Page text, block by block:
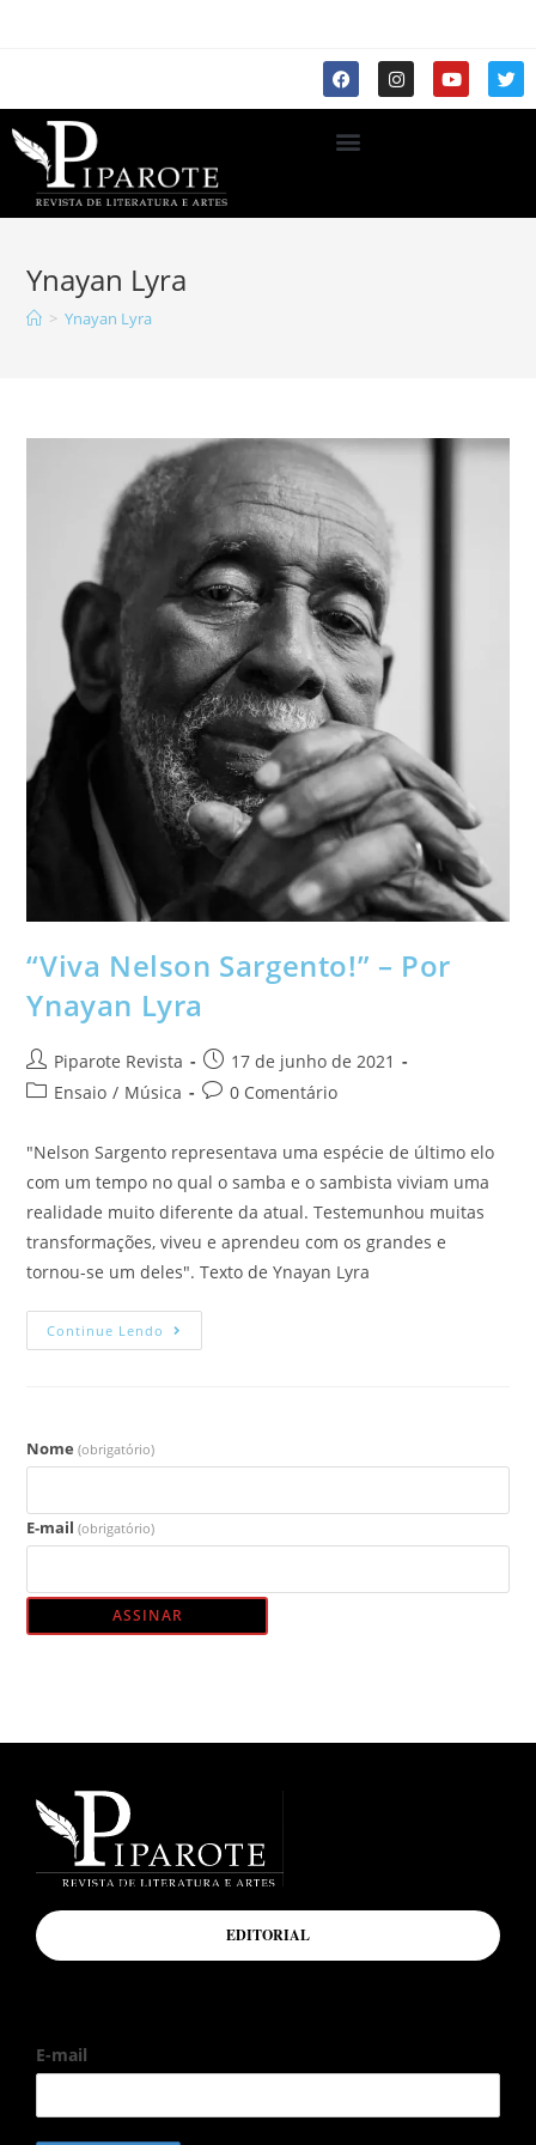
Ynayan Lyra
> Ynayan Lyra
“Viva Nelson Sargento!” – Por
Ynayan Lyra
Piparote Revista
17 de junho de 2021
Ensaio / Música 0 Comentário
"Nelson Sargento representava uma espécie de último elo
com um tempo no qual o samba e o sambista viviam uma
realidade muito diferente da atual. Testemunhou muitas
transformações, viveu e aprendeu com os grandes e
tornou-se um deles". Texto de Ynayan Lyra
Continue Lendo
Nome (obrigatório)
E-mail (obrigatório)
ASSINAR
EDITORIAL
E-mail